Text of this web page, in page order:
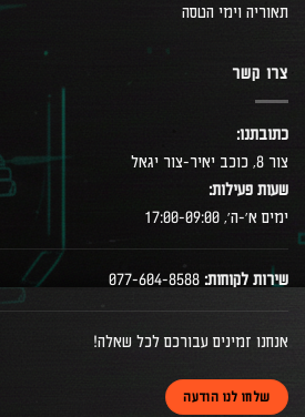
תאוריה וימי הטסה
צרו קשר
כתובתנו:
צור 8, כוכב יאיר-צור יגאל
שעות פעילות:
ימים א׳-ה׳, 17:00-09:00
שירות לקוחות:
אנחנו זמינים עבורכם לכל שאלה!
שלחו לנו הודעה